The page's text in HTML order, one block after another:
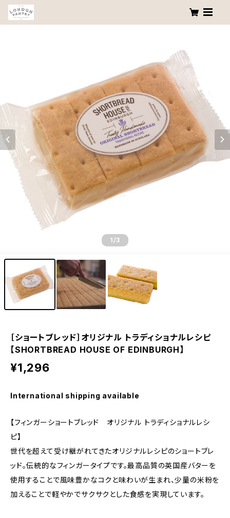
1 /3
［ショートブレッド］オリジナル トラディショナルレシピ
【SHORTBREAD HOUSE OF EDINBURGH】
¥1,296
International shipping available
【フィンガーショートブレッド オリジナル トラディショナルレシ
ピ】
世代を超えて受け継がれてきたオリジナルレシピのショートブレ
ッド。伝統的なフィンガータイプです。最高品質の英国産バターを
使用することで風味豊かなコクと味わいが生まれ、少量の米粉を
加えることで軽やかでサクサクとした食感を実現しています。